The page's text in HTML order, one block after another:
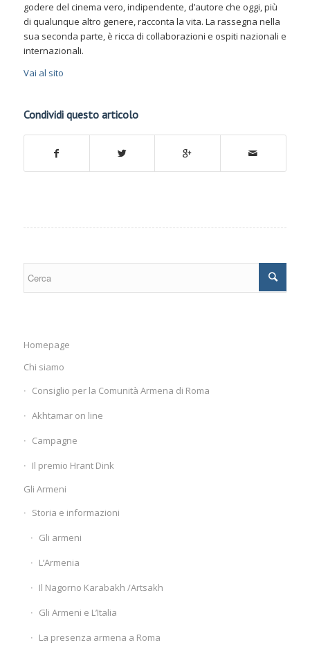
godere del cinema vero, indipendente, d’autore che oggi, più
di qualunque altro genere, racconta la vita. La rassegna nella
sua seconda parte, è ricca di collaborazioni e ospiti nazionali e
internazionali.
Vai al sito
Condividi questo articolo
Homepage
Chi siamo
Consiglio per la Comunità Armena di Roma
Akhtamar on line
Campagne
Il premio Hrant Dink
Gli Armeni
Storia e informazioni
Gli armeni
L’Armenia
Il Nagorno Karabakh /Artsakh
Gli Armeni e L’Italia
La presenza armena a Roma